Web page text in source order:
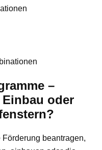
–
oder
beantragen,